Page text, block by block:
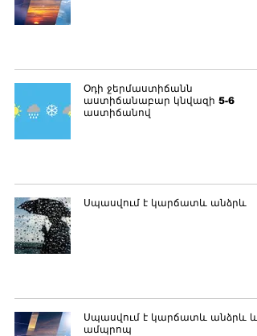
Օդի ջերմաստիճանն
աստիճանաբար կնվազի 5-6
աստիճանով
Սպասվում է կարճատև անձրև
Սպասվում է կարճատև անձրև և
ամպրոպ